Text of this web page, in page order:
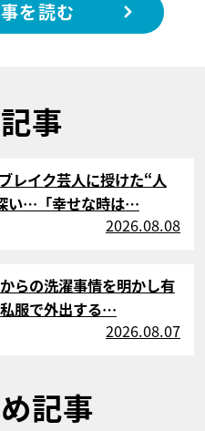
を読む
事
レイク芸人に授けた“人
い…「幸せな時は…
2026.08.08
らの洗濯事情を明かし有
服で外出する…
2026.08.07
記事